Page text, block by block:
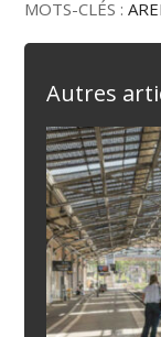
MOTS-CLÉS :
Autres